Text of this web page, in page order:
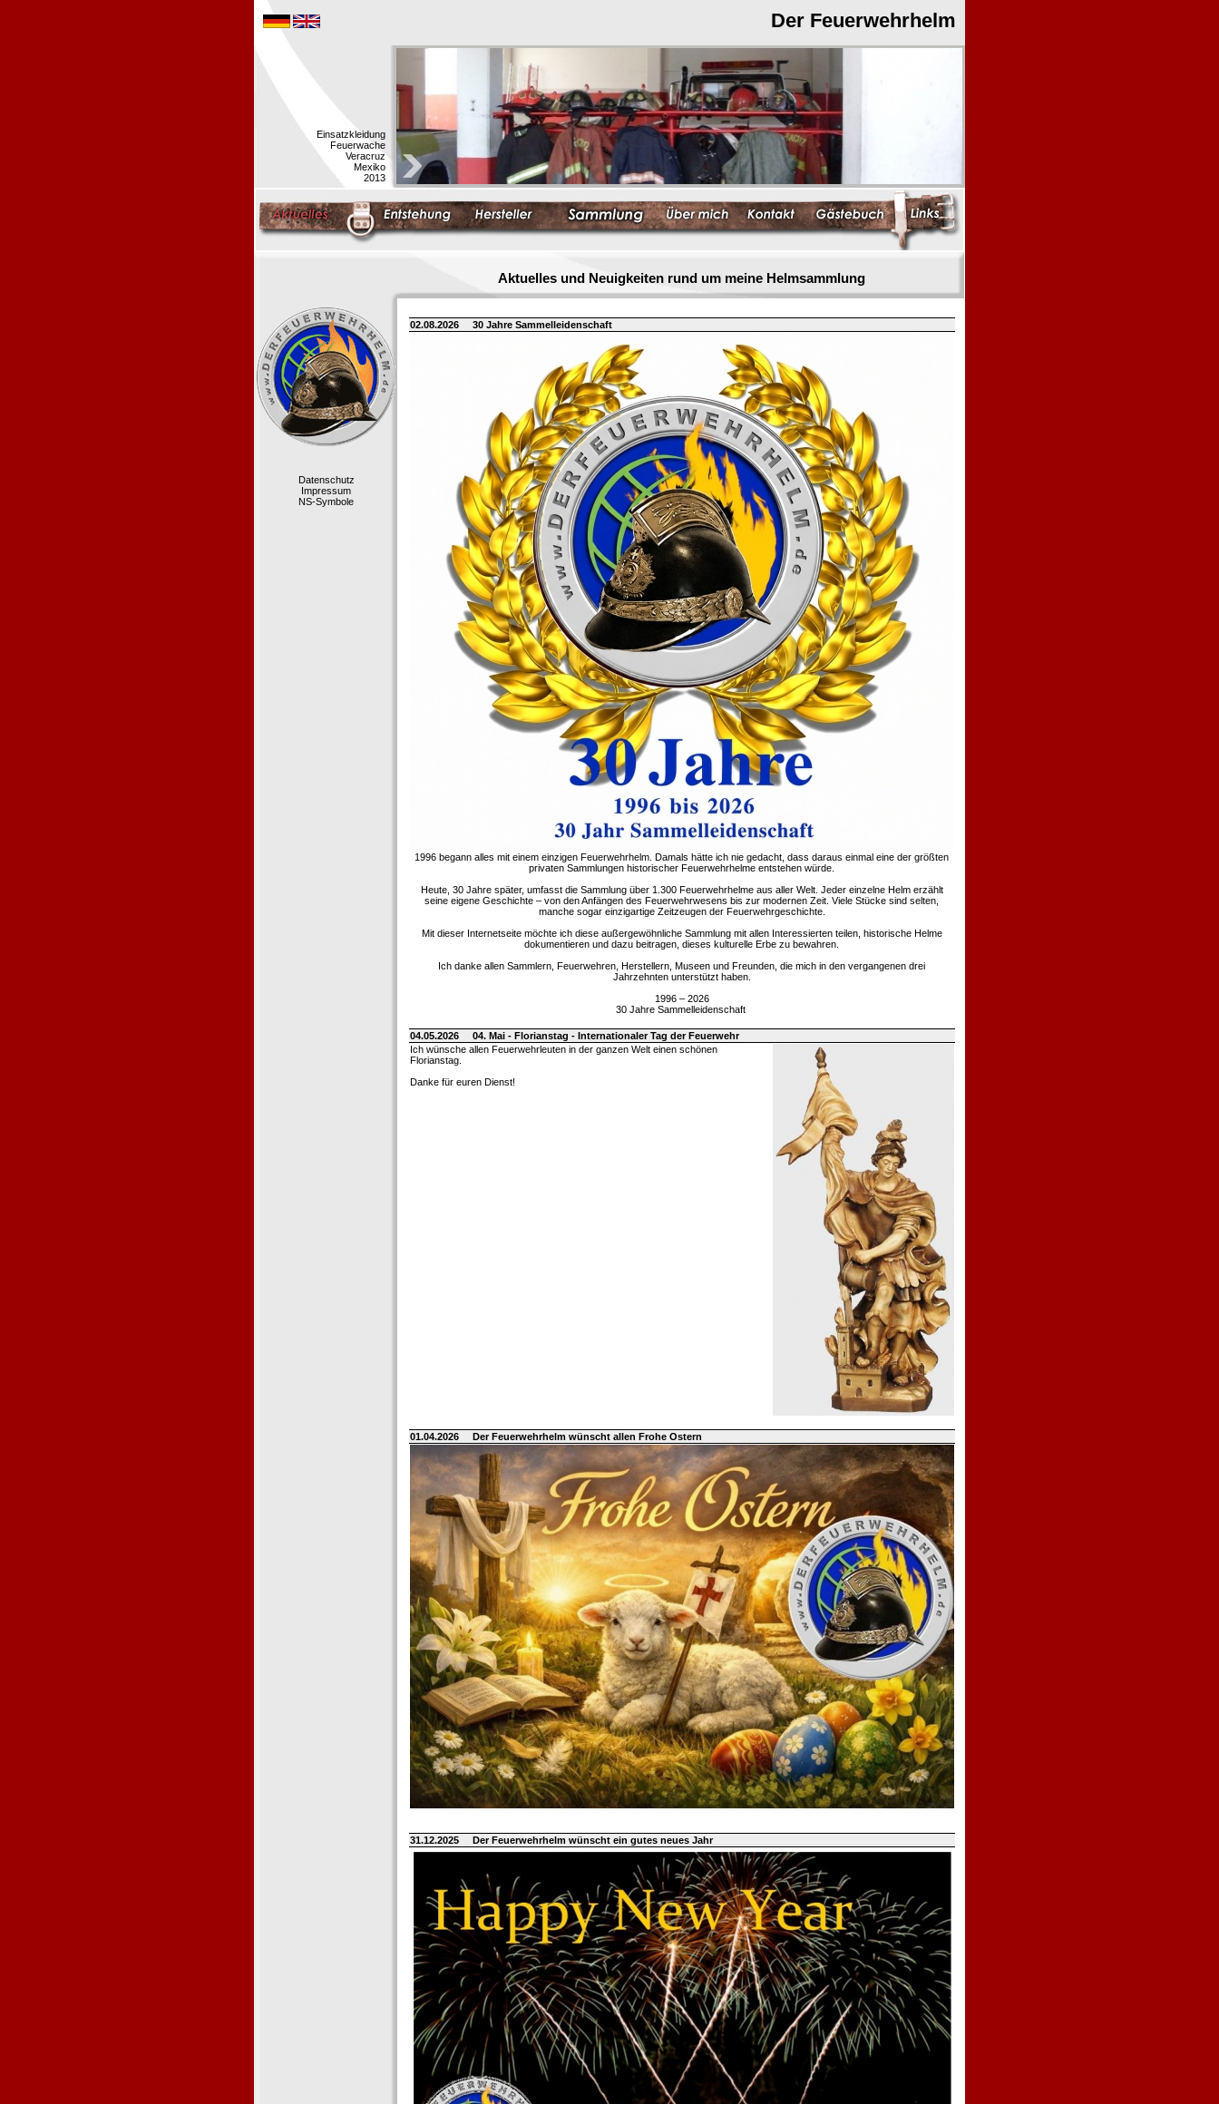
Der Feuerwehrhelm
Einsatzkleidung
Feuerwache
Veracruz
Mexiko
2013
Aktuelles und Neuigkeiten rund um meine Helmsammlung
Datenschutz
Impressum
NS-Symbole
02.08.2026 30 Jahre Sammelleidenschaft
1996 begann alles mit einem einzigen Feuerwehrhelm. Damals hätte ich nie gedacht, dass daraus einmal eine der größten
privaten Sammlungen historischer Feuerwehrhelme entstehen würde.
Heute, 30 Jahre später, umfasst die Sammlung über 1.300 Feuerwehrhelme aus aller Welt. Jeder einzelne Helm erzählt
seine eigene Geschichte – von den Anfängen des Feuerwehrwesens bis zur modernen Zeit. Viele Stücke sind selten,
manche sogar einzigartige Zeitzeugen der Feuerwehrgeschichte.
Mit dieser Internetseite möchte ich diese außergewöhnliche Sammlung mit allen Interessierten teilen, historische Helme
dokumentieren und dazu beitragen, dieses kulturelle Erbe zu bewahren.
Ich danke allen Sammlern, Feuerwehren, Herstellern, Museen und Freunden, die mich in den vergangenen drei
Jahrzehnten unterstützt haben.
1996 – 2026
30 Jahre Sammelleidenschaft
04.05.2026
04. Mai - Florianstag - Internationaler Tag der Feuerwehr
Ich wünsche allen Feuerwehrleuten in der ganzen Welt einen schönen
Florianstag.
Danke für euren Dienst!
01.04.2026 Der Feuerwehrhelm wünscht allen Frohe Ostern
31.12.2025 Der Feuerwehrhelm wünscht ein gutes neues Jahr